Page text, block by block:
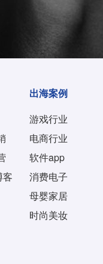
客
出海案例
游戏行业
电商行业
软件app
消费电子
母婴家居
时尚美妆